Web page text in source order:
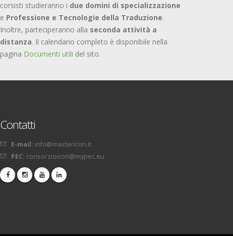
corsisti studieranno i due domini di specializzazione
e Professione e Tecnologie della Traduzione.
Inoltre, parteciperanno alla seconda attività a
distanza. Il calendario completo è disponibile nella
pagina Documenti utili del sito.
Contatti
E-mail: info@mastericon.it
PEC: consorzioicon@mypec.eu